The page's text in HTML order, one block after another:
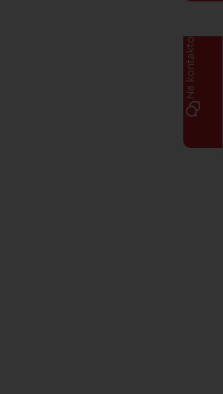
Na kontakto